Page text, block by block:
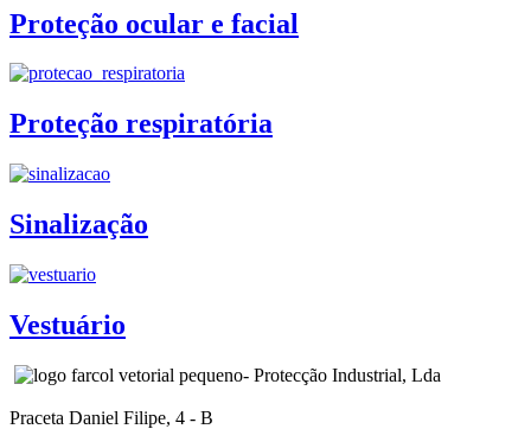
Proteção ocular e facial
Proteção respiratória
Sinalização
Vestuário
- Protecção Industrial, Lda
Praceta Daniel Filipe, 4 - B